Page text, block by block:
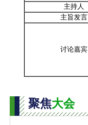
主持人
主旨发言
讨论嘉宾
聚焦大会